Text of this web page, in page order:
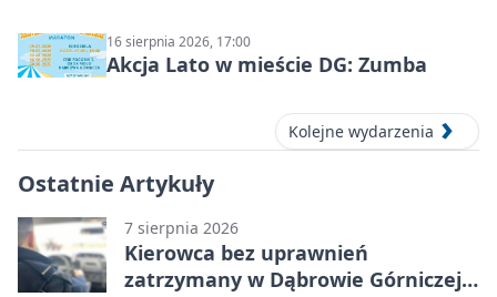
16 sierpnia 2026, 17:00
Akcja Lato w mieście DG: Zumba
Kolejne wydarzenia
Ostatnie Artykuły
7 sierpnia 2026
Kierowca bez uprawnień
zatrzymany w Dąbrowie Górniczej.